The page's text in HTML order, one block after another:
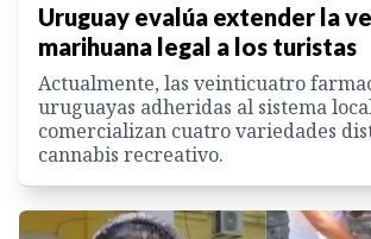
Uruguay evalúa extender la
marihuana legal a los turistas
Actualmente, las veinticuatro
uruguayas adheridas al sistema
comercializan cuatro variedades
cannabis recreativo.